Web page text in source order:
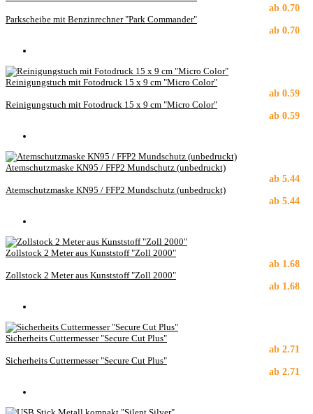
ab 0.70
Parkscheibe mit Benzinrechner "Park Commander"
ab 0.70
Reinigungstuch mit Fotodruck 15 x 9 cm "Micro Color"
ab 0.59
Reinigungstuch mit Fotodruck 15 x 9 cm "Micro Color"
ab 0.59
Atemschutzmaske KN95 / FFP2 Mundschutz (unbedruckt)
ab 5.44
Atemschutzmaske KN95 / FFP2 Mundschutz (unbedruckt)
ab 5.44
Zollstock 2 Meter aus Kunststoff "Zoll 2000"
ab 1.68
Zollstock 2 Meter aus Kunststoff "Zoll 2000"
ab 1.68
Sicherheits Cuttermesser "Secure Cut Plus"
ab 2.71
Sicherheits Cuttermesser "Secure Cut Plus"
ab 2.71